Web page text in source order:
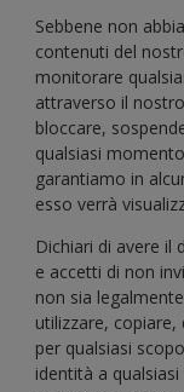
Sebbene non
contenuti del
monitorare
attraverso il
bloccare,
qualsiasi
garantiamo in
esso verrà
Dichiari di avere
e accetti di non
non sia
utilizzare,
per qualsiasi
identità a